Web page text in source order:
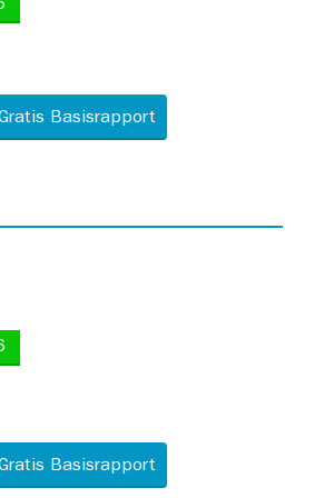
Basisrapport
Basisrapport